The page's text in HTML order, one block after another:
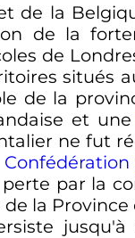
de la
de la
de
situés
de la
et une
ne fut
par la
la
jusqu'à